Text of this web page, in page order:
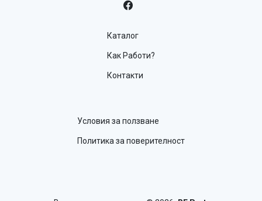
Каталог
Как Работи?
Контакти
Условия за ползване
Политика за поверителност